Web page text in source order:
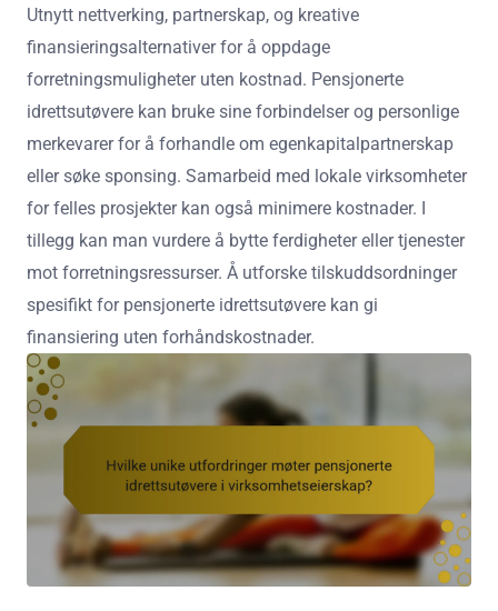
Utnytt nettverking, partnerskap, og kreative
finansieringsalternativer for å oppdage
forretningsmuligheter uten kostnad. Pensjonerte
idrettsutøvere kan bruke sine forbindelser og personlige
merkevarer for å forhandle om egenkapitalpartnerskap
eller søke sponsing. Samarbeid med lokale virksomheter
for felles prosjekter kan også minimere kostnader. I
tillegg kan man vurdere å bytte ferdigheter eller tjenester
mot forretningsressurser. Å utforske tilskuddsordninger
spesifikt for pensjonerte idrettsutøvere kan gi
finansiering uten forhåndskostnader.